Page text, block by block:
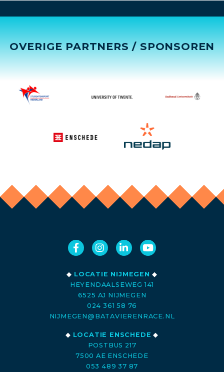
OVERIGE PARTNERS / SPONSOREN
◆ LOCATIE NIJMEGEN ◆
HEYENDAALSEWEG 141
6525 AJ NIJMEGEN
024 361 58 76
NIJMEGEN@BATAVIERENRACE.NL
◆ LOCATIE ENSCHEDE ◆
POSTBUS 217
7500 AE ENSCHEDE
053 489 37 87